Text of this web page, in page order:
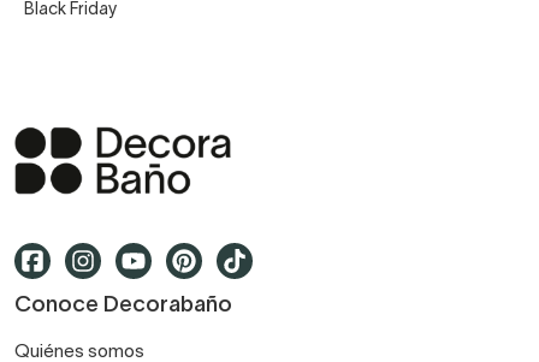
Black Friday
Conoce Decorabaño
Quiénes somos